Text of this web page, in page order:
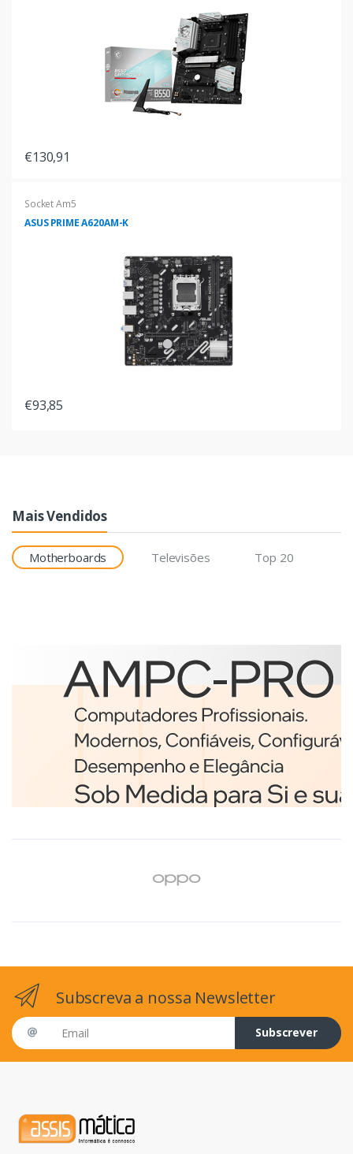
€130,91
Socket Am5
ASUS PRIME A620AM-K
€93,85
Mais Vendidos
Motherboards Televisões Top 20
Etiquetas
Brother BCS-1J074102-121
etiqueta para impressão
Branco
€98,75
Subscreva a nossa Newsletter
Email address
Subscrever